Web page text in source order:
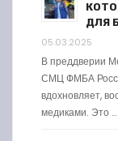
ДЛЯ
05.03.2025
В преддверии
СМЦ ФМБА
вдохновляет,
медиками. Это …